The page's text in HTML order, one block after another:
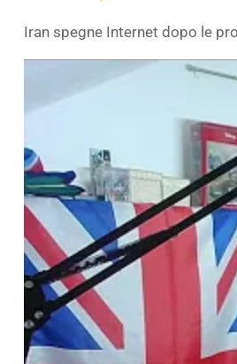
Iran spegne Internet dopo le